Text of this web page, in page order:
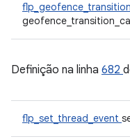
Definição na linha 682
flp_set_thread_event